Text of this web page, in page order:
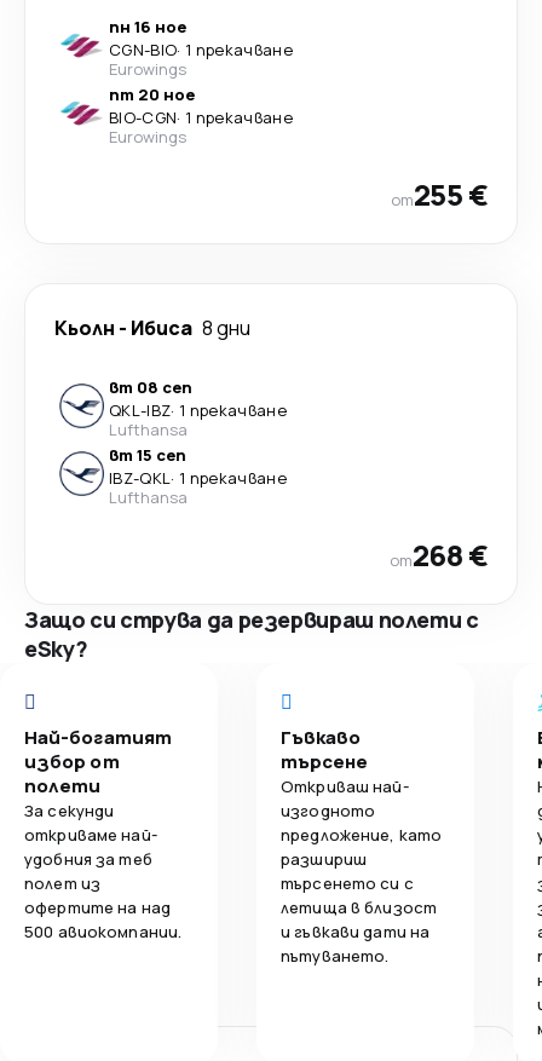
пн 16 ное
CGN-BIO· 1 прекачване
Eurowings
пт 20 ное
BIO-CGN· 1 прекачване
Eurowings
от255 €
Кьолн - Ибиса 8 дни
вт 08 сеп
QKL-IBZ· 1 прекачване
Lufthansa
вт 15 сеп
IBZ-QKL· 1 прекачване
Lufthansa
от268 €
Защо си струва да резервираш полети с
eSky?
Най-богатият
избор от
полети
За секунди
откриваме най-
удобния за теб
полет из
офертите на над
500 авиокомпании.
Гъвкаво
търсене
Откриваш най-
изгодното
предложение, като
разшириш
търсенето си с
летища в близост
и гъвкави дати на
пътуването.